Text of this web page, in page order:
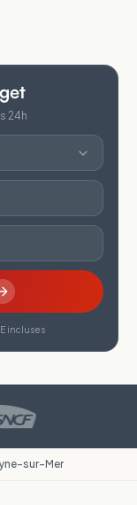
24h
incluses
sur-Mer